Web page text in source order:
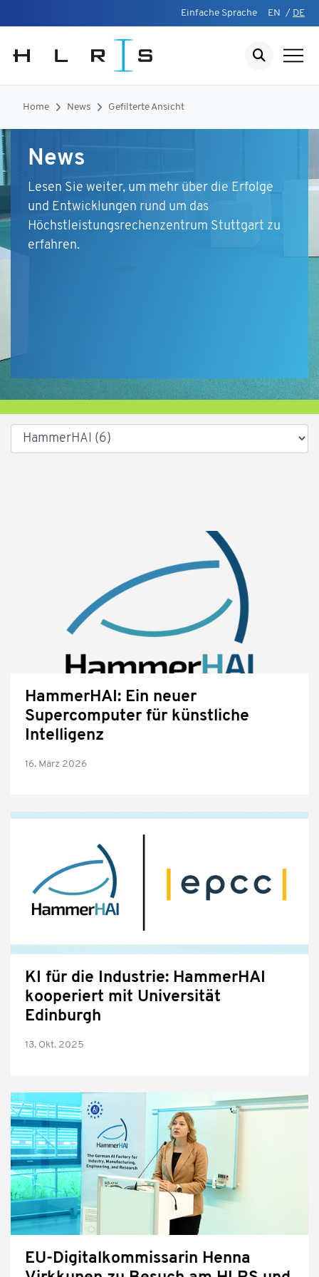
Einfache Sprache EN / DE
Home News Gefilterte Ansicht
News
Lesen Sie weiter, um mehr über die Erfolge
und Entwicklungen rund um das
Höchstleistungsrechenzentrum Stuttgart zu
erfahren.
HammerHAI: Ein neuer
Supercomputer für künstliche
Intelligenz
16. März 2026
KI für die Industrie: HammerHAI
kooperiert mit Universität
Edinburgh
13. Okt. 2025
EU-Digitalkommissarin Henna